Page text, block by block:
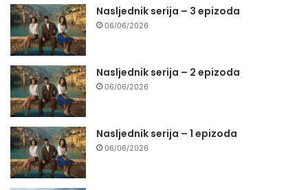
Nasljednik serija – 3 epizoda
06/06/2026
Nasljednik serija – 2 epizoda
06/06/2026
Nasljednik serija – 1 epizoda
06/06/2026